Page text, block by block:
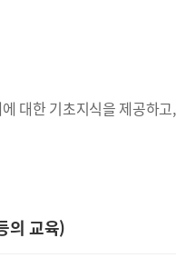
대한 기초지식을 제공하
의 교육)